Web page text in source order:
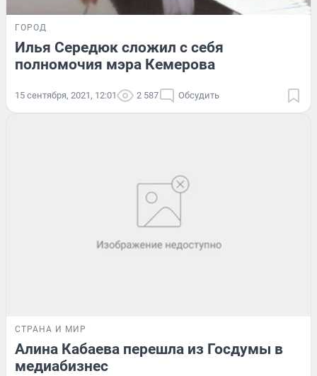
ГОРОД
Илья Середюк сложил с себя
полномочия мэра Кемерова
15 сентября, 2021, 12:01 2 587 Обсудить
СТРАНА И МИР
Алина Кабаева перешла из Госдумы в
медиабизнес